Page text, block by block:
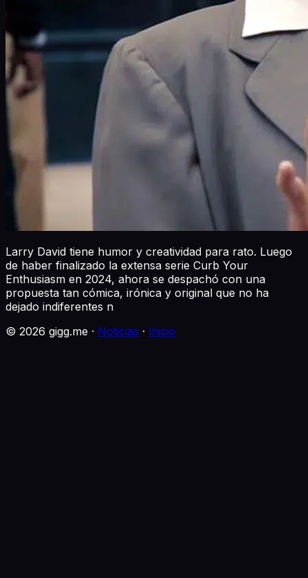
Larry David tiene humor y creatividad para rato. Luego
de haber finalizado la extensa serie Curb Your
Enthusiasm en 2024, ahora se despachó con una
propuesta tan cómica, irónica y original que no ha
dejado indiferentes n
© 2026 gigg.me · Noticias · Inicio